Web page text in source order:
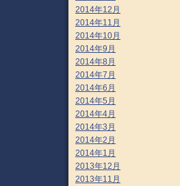
2014年12月
2014年11月
2014年10月
2014年9月
2014年8月
2014年7月
2014年6月
2014年5月
2014年4月
2014年3月
2014年2月
2014年1月
2013年12月
2013年11月